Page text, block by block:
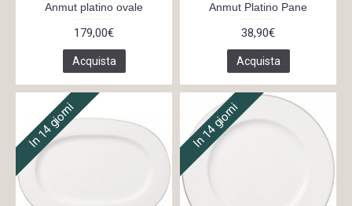
Anmut platino ovale
179,00€
Acquista
Anmut Platino Pane
38,90€
Acquista
In 14 giorni In 14 giorni